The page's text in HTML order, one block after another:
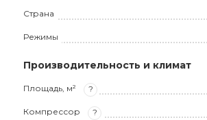
Страна
Режимы
Производительность и климат
Площадь, м² ?
Компрессор ?